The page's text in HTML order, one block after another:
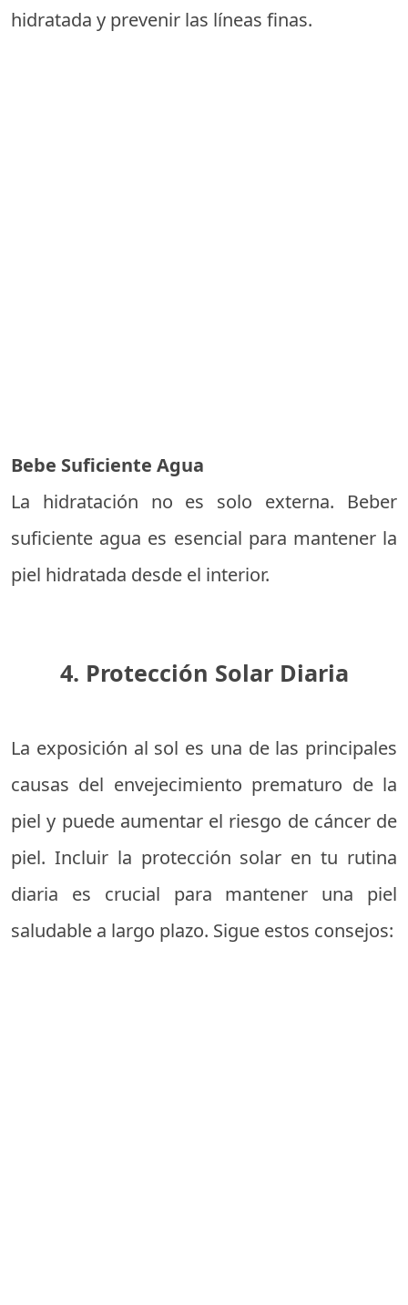
hidratada y prevenir las líneas finas.
Bebe Suficiente Agua
La hidratación no es solo externa. Beber
suficiente agua es esencial para mantener la
piel hidratada desde el interior.
4. Protección Solar Diaria
La exposición al sol es una de las principales
causas del envejecimiento prematuro de la
piel y puede aumentar el riesgo de cáncer de
piel. Incluir la protección solar en tu rutina
diaria es crucial para mantener una piel
saludable a largo plazo. Sigue estos consejos: